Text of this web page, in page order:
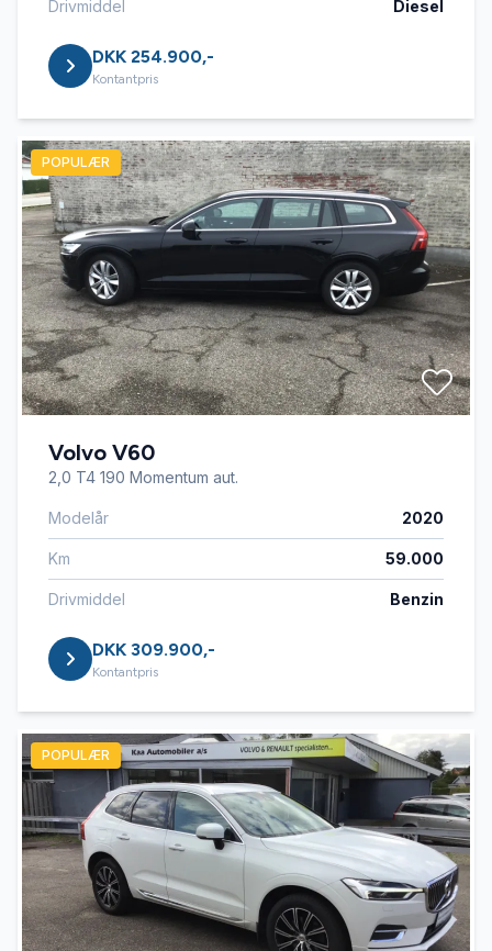
Drivmiddel Diesel
DKK 254.900,-
Kontantpris
POPULÆR
Volvo V60
2,0 T4 190 Momentum aut.
Modelår 2020
Km 59.000
Drivmiddel Benzin
DKK 309.900,-
Kontantpris
POPULÆR